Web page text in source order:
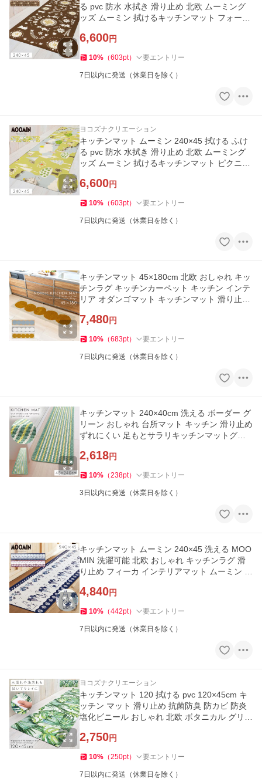
る pvc 防水 水拭き 滑り止め 北欧 ムーミング
ッズ ムーミン 拭けるキッチンマット フォーク
6,600円
10% （603pt） 要エントリー
7日以内に発送（休業日を除く）
ヨコズナクリエーション
キッチンマット ムーミン 240×45 拭ける ふけ
る pvc 防水 水拭き 滑り止め 北欧 ムーミング
ッズ ムーミン 拭けるキッチンマット ピクニッ
6,600円
10% （603pt） 要エントリー
7日以内に発送（休業日を除く）
キッチンマット 45×180cm 北欧 おしゃれ キッ
チンラグ キッチンカーペット キッチン インテ
リア オダンゴマット キッチンマット 滑り止め
7,480円
10% （683pt） 要エントリー
7日以内に発送（休業日を除く）
キッチンマット 240×40cm 洗える ボーダー グ
リーン おしゃれ 台所マット キッチン 滑り止め
ずれにくい 足もとサラリキッチンマットグリ
2,618円
10% （238pt） 要エントリー
3日以内に発送（休業日を除く）
キッチンマット ムーミン 240×45 洗える MOO
MIN 洗濯可能 北欧 おしゃれ キッチンラグ 滑
り止め フィーカ インテリアマット ムーミン 2
4,840円
10% （442pt） 要エントリー
7日以内に発送（休業日を除く）
ヨコズナクリエーション
キッチンマット 120 拭ける pvc 120×45cm キ
ッチン マット 滑り止め 抗菌防臭 防カビ 防炎
塩化ビニール おしゃれ 北欧 ボタニカル グリー
2,750円
10% （250pt） 要エントリー
7日以内に発送（休業日を除く）